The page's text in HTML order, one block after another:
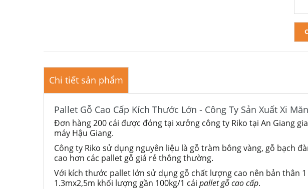
Chi tiết sản phẩm
Pallet Gỗ Cao Cấp Kích Thước Lớn - Công Ty Sản Xuất Xi
Đơn hàng 200 cái được đóng tại xưởng công ty Riko tại An Giang
máy Hậu Giang.
Công ty Riko sử dụng nguyên liệu là gỗ tràm bông vàng, gỗ bạch
cao hơn các pallet gỗ giá rẻ thông thường.
Với kích thước pallet lớn sử dụng gỗ chất lượng cao nên bản thân
1.3mx2,5m khối lượng gần 100kg/1 cái pallet gỗ cao cấp.